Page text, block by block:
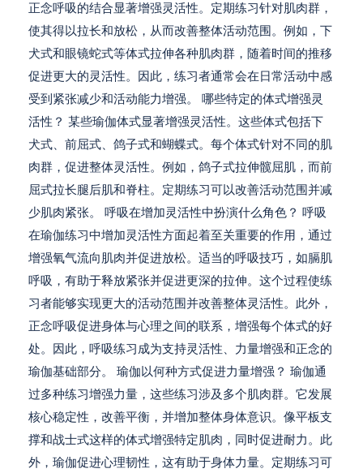
正念呼吸的结合显著增强灵活性。定期练习针对肌肉群，
使其得以拉长和放松，从而改善整体活动范围。例如，下
犬式和眼镜蛇式等体式拉伸各种肌肉群，随着时间的推移
促进更大的灵活性。因此，练习者通常会在日常活动中感
受到紧张减少和活动能力增强。 哪些特定的体式增强灵
活性？ 某些瑜伽体式显著增强灵活性。这些体式包括下
犬式、前屈式、鸽子式和蝴蝶式。每个体式针对不同的肌
肉群，促进整体灵活性。例如，鸽子式拉伸髋屈肌，而前
屈式拉长腿后肌和脊柱。定期练习可以改善活动范围并减
少肌肉紧张。 呼吸在增加灵活性中扮演什么角色？ 呼吸
在瑜伽练习中增加灵活性方面起着至关重要的作用，通过
增强氧气流向肌肉并促进放松。适当的呼吸技巧，如膈肌
呼吸，有助于释放紧张并促进更深的拉伸。这个过程使练
习者能够实现更大的活动范围并改善整体灵活性。此外，
正念呼吸促进身体与心理之间的联系，增强每个体式的好
处。因此，呼吸练习成为支持灵活性、力量增强和正念的
瑜伽基础部分。 瑜伽以何种方式促进力量增强？ 瑜伽通
过多种练习增强力量，这些练习涉及多个肌肉群。它发展
核心稳定性，改善平衡，并增加整体身体意识。像平板支
撑和战士式这样的体式增强特定肌肉，同时促进耐力。此
外，瑜伽促进心理韧性，这有助于身体力量。定期练习可